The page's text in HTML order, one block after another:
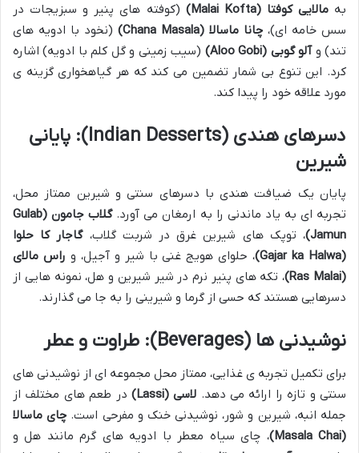
بهمالایی کوفتا (Malai Kofta)
(کوفته های پنیر و سبزیجات در
سس خامه ای)، چانا ماسالا (Chana Masala)
(نخود با ادویه های
تند) وآلو گوبی (Aloo Gobi)
(سیب زمینی و گل کلم با ادویه) اشاره
کرد. این تنوع بی شمار تضمین می کند که هر گیاهخواری گزینه ی
مورد علاقه خود را پیدا کند.
دسرهای هندی (Indian Desserts): پایانی
شیرین
پایان یک ضیافت هندی با دسرهای سنتی و شیرین ممتاز محل،
تجربه ای به یاد ماندنی را به ارمغان می آورد.
گلاب جامون (Gulab
Jamun) ، توپک های شیرین غرق در شربت گلاب،گاجار کا حلوا
(Gajar ka Halwa)
، حلوای هویج غنی با شیر و آجیل، و راس مالای
(Ras Malai)
، تکه های پنیر نرم در شیر شیرین و هل، نمونه هایی از
دسرهایی هستند که حسی از گرما و شیرینی را به جا می گذارند.
نوشیدنی ها (Beverages): طراوت و عطر
برای تکمیل تجربه ی غذایی، ممتاز محل مجموعه ای از نوشیدنی های
سنتی و تازه را ارائه می دهد. لاسی (Lassi)
در طعم های مختلف از
جمله انبه، شیرین و شور، نوشیدنی خنک و مفرحی است. چای ماسالا
(Masala Chai)
، چای سیاه معطر با ادویه های گرم مانند هل و